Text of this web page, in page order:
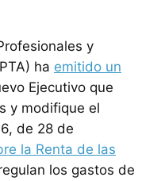
y
ha emitido un
Ejecutivo que
y modifique el
de 28 de
la Renta de las
los gastos de